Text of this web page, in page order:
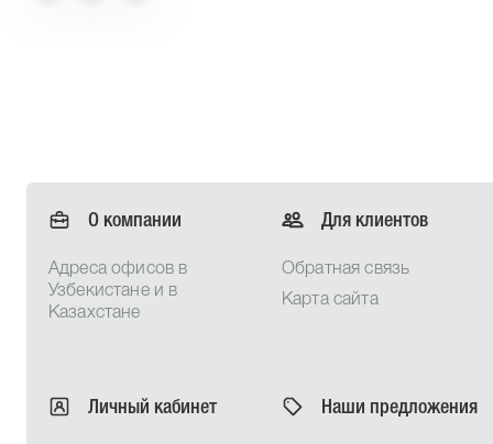
О компании
Адреса офисов в
Узбекистане и в
Казахстане
Для клиентов
Обратная связь
Карта сайта
Личный кабинет Наши предложения